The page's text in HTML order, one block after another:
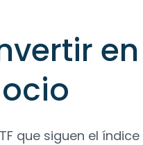
que siguen el índice